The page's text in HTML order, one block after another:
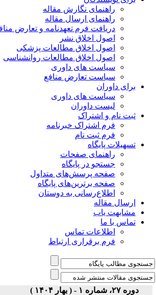
راهنمای نگارش مقاله
راهنمای ارسال مقاله
دریافت فرم تعهدنامه و تعارض منافع
اصول اخلاق نشر
اصول اخلاق مطالعات پزشکی
اصول اخلاق مطالعات روانشناسی
سیاست های داوری
سیاست تعارض منافع
برای داوران
سیاست های داوری
لیست داوران
ثبت نام و اشتراک
فرم اشتراک خبرنامه
فرم ثبت نام
تسهیلات پایگاه
راهنمای صفحات
جستجو در پایگاه
صفحه پرسش‌های متداول
صفحه برترین‌های پایگاه
اطلاع‌رسانی به دوستان
ارسال مقاله
مشابهت یاب
تماس با ما
اطلاعات تماس
فرم برقراری ارتباط
دوره ۲۷، شماره ۱ - ( بهار ۱۴۰۴ )